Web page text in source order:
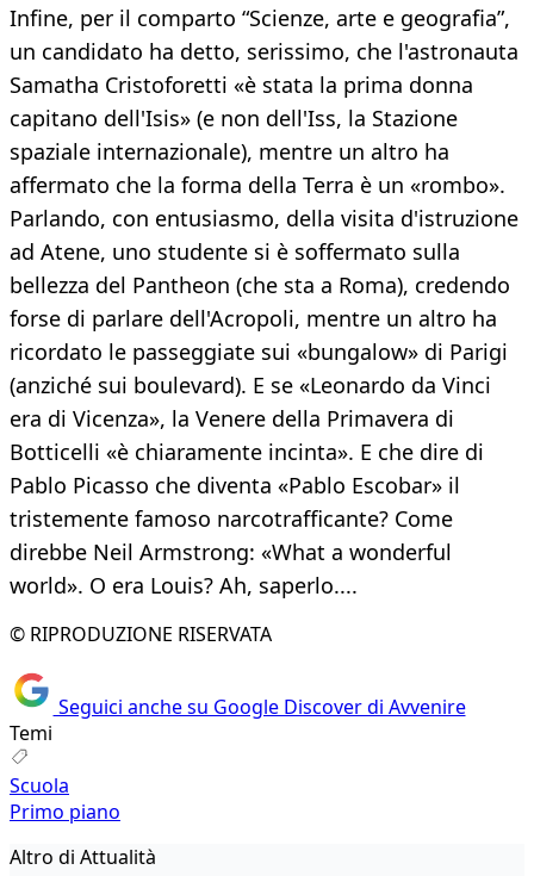
Infine, per il comparto “Scienze, arte e geografia”,
un candidato ha detto, serissimo, che l'astronauta
Samatha Cristoforetti «è stata la prima donna
capitano dell'Isis» (e non dell'Iss, la Stazione
spaziale internazionale), mentre un altro ha
affermato che la forma della Terra è un «rombo».
Parlando, con entusiasmo, della visita d'istruzione
ad Atene, uno studente si è soffermato sulla
bellezza del Pantheon (che sta a Roma), credendo
forse di parlare dell'Acropoli, mentre un altro ha
ricordato le passeggiate sui «bungalow» di Parigi
(anziché sui boulevard). E se «Leonardo da Vinci
era di Vicenza», la Venere della Primavera di
Botticelli «è chiaramente incinta». E che dire di
Pablo Picasso che diventa «Pablo Escobar» il
tristemente famoso narcotrafficante? Come
direbbe Neil Armstrong: «What a wonderful
world». O era Louis? Ah, saperlo....
© RIPRODUZIONE RISERVATA
Seguici anche su Google Discover di Avvenire
Temi
Scuola
Primo piano
Altro di Attualità